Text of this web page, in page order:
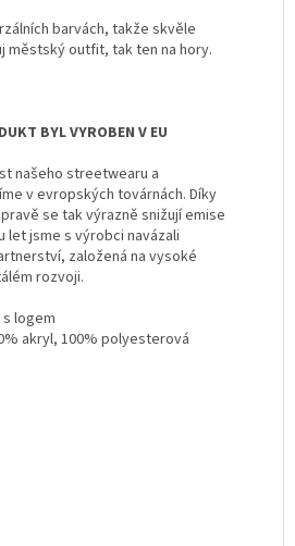
barvách, takže skvěle
městský outfit, tak ten na hory.
BYL VYROBEN V EU
našeho streetwearu a
v evropských továrnách. Díky
se tak výrazně snižují emise
let jsme s výrobci navázali
založená na vysoké
rozvoji.
s logem
akryl, 100% polyesterová